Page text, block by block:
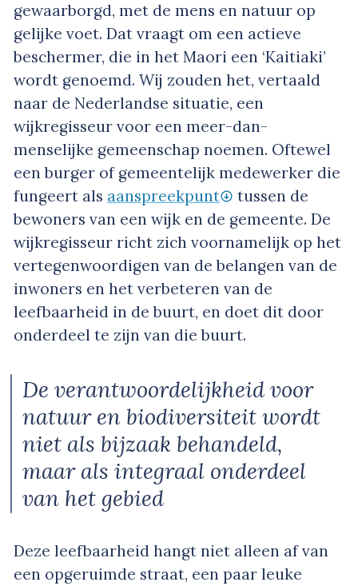
gewaarborgd, met de mens en natuur op
gelijke voet. Dat vraagt om een actieve
beschermer, die in het Maori een ‘Kaitiaki’
wordt genoemd. Wij zouden het, vertaald
naar de Nederlandse situatie, een
wijkregisseur voor een meer-dan-
menselijke gemeenschap noemen. Oftewel
een burger of gemeentelijk medewerker die
fungeert als aanspreekpunt
tussen de
bewoners van een wijk en de gemeente. De
wijkregisseur richt zich voornamelijk op het
vertegenwoordigen van de belangen van de
inwoners en het verbeteren van de
leefbaarheid in de buurt, en doet dit door
onderdeel te zijn van die buurt.
De verantwoordelijkheid voor
natuur en biodiversiteit wordt
niet als bijzaak behandeld,
maar als integraal onderdeel
van het gebied
Deze leefbaarheid hangt niet alleen af van
een opgeruimde straat, een paar leuke